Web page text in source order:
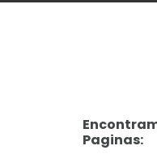
Paginas: